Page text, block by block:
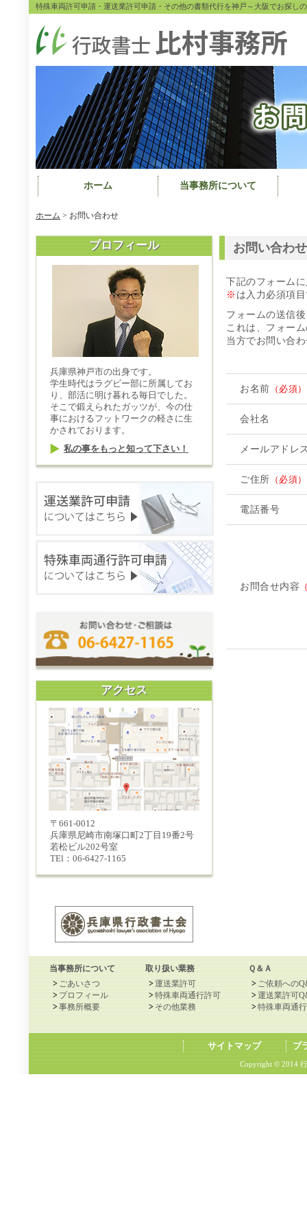
特殊車両許可申請・運送業許可申請・その他の書類代行を神戸～大阪でお探し
ホーム 当事務所について
ホーム > お問い合わせ
プロフィール
兵庫県神戸市の出身です。
学生時代はラグビー部に所属してお
り、部活に明け暮れる毎日でした。
そこで鍛えられたガッツが、今の仕
事におけるフットワークの軽さに生
かされております。
私の事をもっと知って下さい！
アクセス
〒661-0012
兵庫県尼崎市南塚口町2丁目19番2号
若松ビル202号室
TEl：06-6427-1165
お問い合わせ
下記のフォーム
※ は入力必須項
フォームの送信
これは、フォー
当方でお問い合
お名前 （必須）
会社名
メールアドレ
ご住所 （必須）
電話番号
お問合せ内容
当事務所について
>ごあいさつ
>プロフィール
>事務所概要
取り扱い業務
>運送業許可
>特殊車両通行許可
>その他業務
Ｑ＆Ａ
>ご依頼への
>運送業許可
>特殊車両通
サイトマップ プ
Copyright © 2014